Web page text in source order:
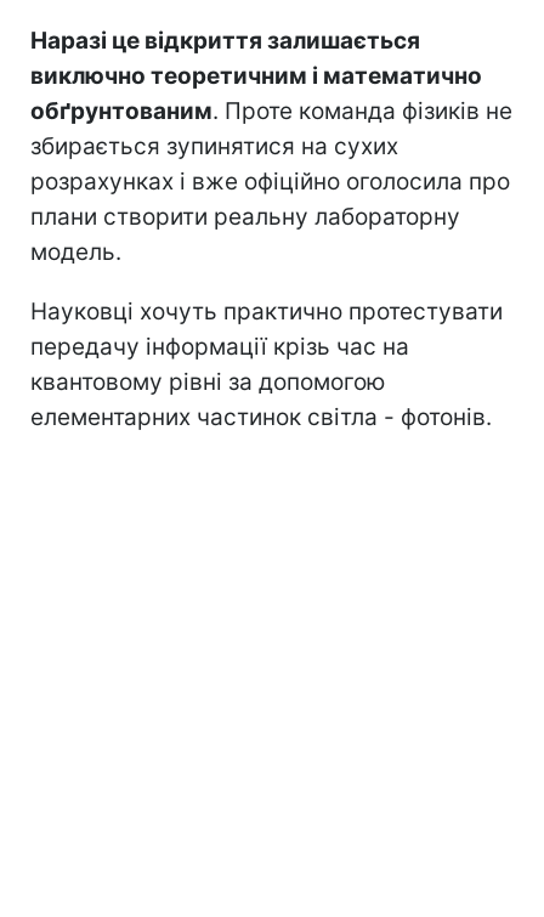
Наразі це відкриття залишається
виключно теоретичним і математично
обґрунтованим. Проте команда фізиків не
збирається зупинятися на сухих
розрахунках і вже офіційно оголосила про
плани створити реальну лабораторну
модель.
Науковці хочуть практично протестувати
передачу інформації крізь час на
квантовому рівні за допомогою
елементарних частинок світла - фотонів.